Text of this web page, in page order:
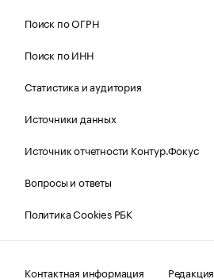
Поиск по ОГРН
Поиск по ИНН
Статистика и аудитория
Источники данных
Источник отчетности Контур.Фокус
Вопросы и ответы
Политика Cookies РБК
Контактная информация Редакция